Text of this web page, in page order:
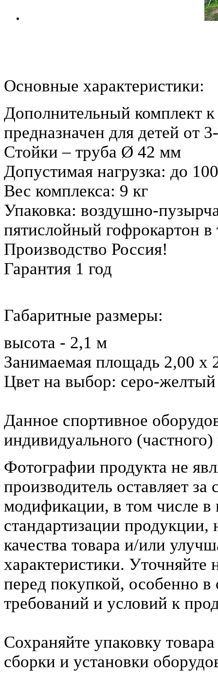
Основные характеристики:
Дополнительный комплект
предназначен для детей от
Стойки – труба Ø 42 мм
Допустимая нагрузка: до
Вес комплекса: 9 кг
Упаковка: воздушно-
пятислойный гофрокартон в
Производство Россия!
Гарантия 1 год
Габаритные размеры:
высота - 2,1 м
Занимаемая площадь 2,00 х
Цвет на выбор: серо-
Данное спортивное
индивидуального
Фотографии продукта не
производитель оставляет
модификации, в том числе
стандартизации
качества товара и/или
характеристики.
перед покупкой, особенно
требований и условий к
Сохраняйте упаковку
сборки и установки